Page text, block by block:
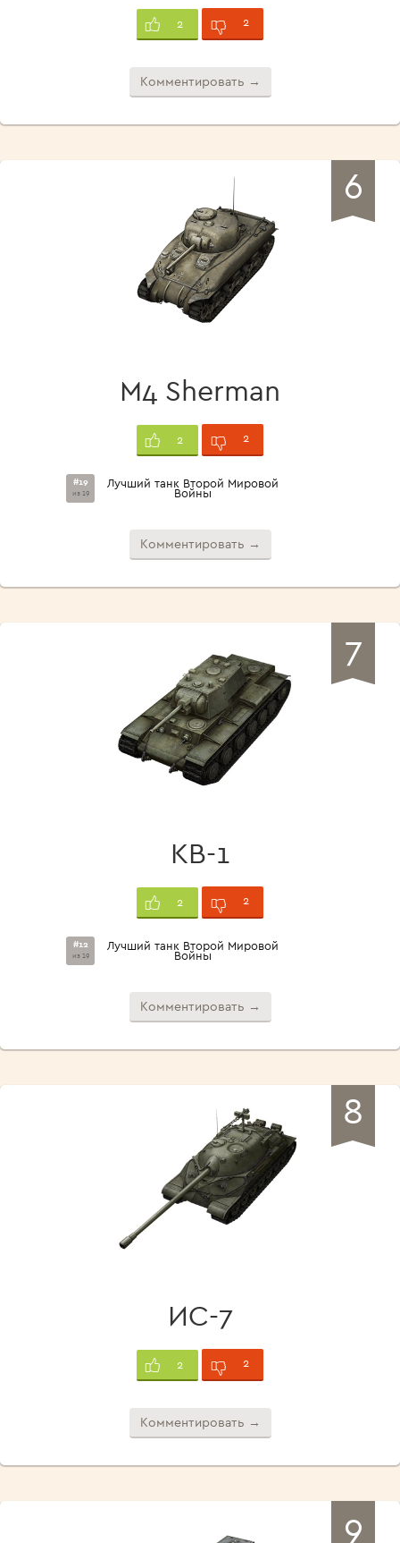
2 2
Комментировать →
6
M4 Sherman
2 2
#19
из 19
Лучший танк Второй Мировой
Войны
Комментировать →
7
КВ-1
2 2
#12
из 19
Лучший танк Второй Мировой
Войны
Комментировать →
8
ИС-7
2 2
Комментировать →
9